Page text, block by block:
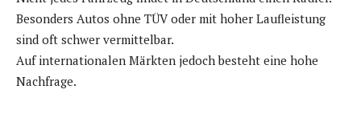
Besonders Autos ohne TÜV oder mit hoher Laufleistung
sind oft schwer vermittelbar.
Auf internationalen Märkten jedoch besteht eine hohe
Nachfrage.